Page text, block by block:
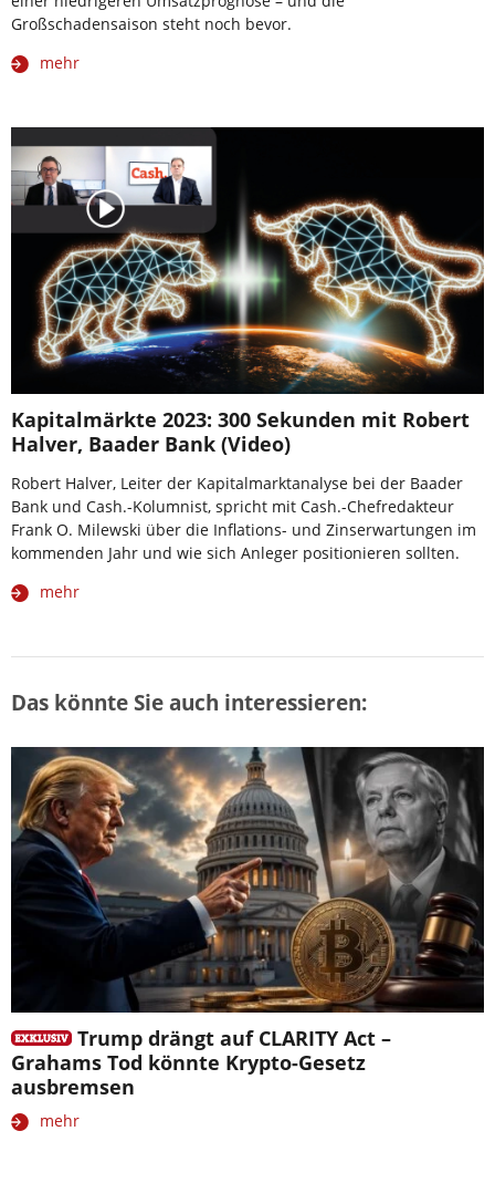
Großschadensaison steht noch bevor.
mehr
Kapitalmärkte 2023: 300 Sekunden mit Robert
Halver, Baader Bank (Video)
Robert Halver, Leiter der Kapitalmarktanalyse bei der Baader
Bank und Cash.-Kolumnist, spricht mit Cash.-Chefredakteur
Frank O. Milewski über die Inflations- und Zinserwartungen im
kommenden Jahr und wie sich Anleger positionieren sollten.
mehr
Das könnte Sie auch interessieren:
Trump drängt auf CLARITY Act –
Grahams Tod könnte Krypto-Gesetz
ausbremsen
mehr